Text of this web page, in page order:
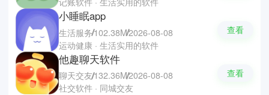
小睡眠app
生活服务102.38M2026-08-08
运动健康 · 生活实用的软件
查看
他趣聊天软件
聊天交友132.36M2026-08-08
社交软件 · 同城交友
查看